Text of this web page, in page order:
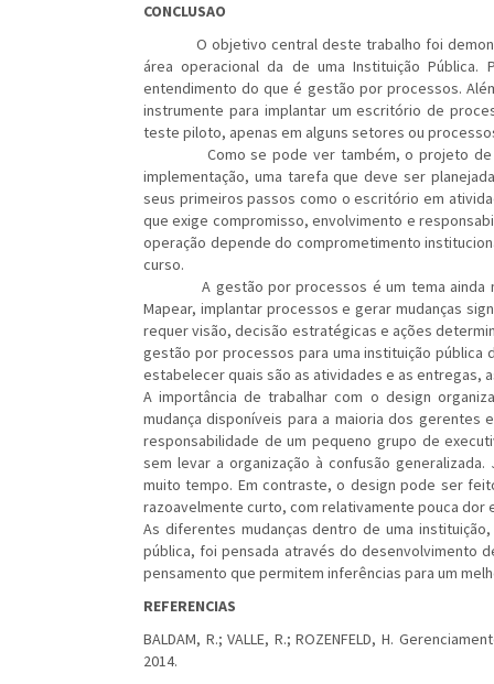
CONCLUSAO
O objetivo central deste trabalho foi
área operacional da de uma Instituição
entendimento do que é gestão por processos.
instrumente para implantar um escritório de
teste piloto, apenas em alguns setores ou
Como se pode ver também, o projeto de
implementação, uma tarefa que deve ser
seus primeiros passos como o escritório em
que exige compromisso, envolvimento e
operação depende do comprometimento
curso.
A gestão por processos é um tema ainda
Mapear, implantar processos e gerar mudanças
requer visão, decisão estratégicas e ações
gestão por processos para uma instituição pública
estabelecer quais são as atividades e as entregas,
A importância de trabalhar com o design
mudança disponíveis para a maioria dos gerentes
responsabilidade de um pequeno grupo de
sem levar a organização à confusão
muito tempo. Em contraste, o design pode ser
razoavelmente curto, com relativamente pouca dor
As diferentes mudanças dentro de uma
pública, foi pensada através do desenvolvimento
pensamento que permitem inferências para um
REFERENCIAS
BALDAM, R.; VALLE, R.; ROZENFELD, H.
2014.